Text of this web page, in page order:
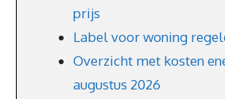
prijs
Label voor woning
Overzicht met kosten
augustus 2026